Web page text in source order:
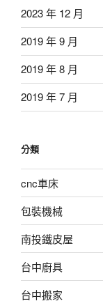
2023 年 12 月
2019 年 9 月
2019 年 8 月
2019 年 7 月
分類
cnc車床
包裝機械
南投鐵皮屋
台中廚具
台中搬家